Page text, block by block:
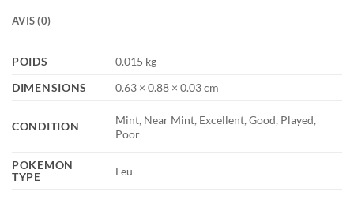
AVIS (0)
POIDS
0.015 kg
DIMENSIONS
0.63 × 0.88 × 0.03 cm
CONDITION
Mint, Near Mint, Excellent, Good, Played,
Poor
POKEMON
TYPE
Feu